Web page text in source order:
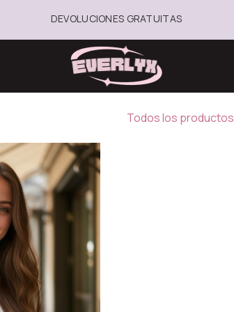
DEVOLUCIONES GRATUITAS
Todos los productos